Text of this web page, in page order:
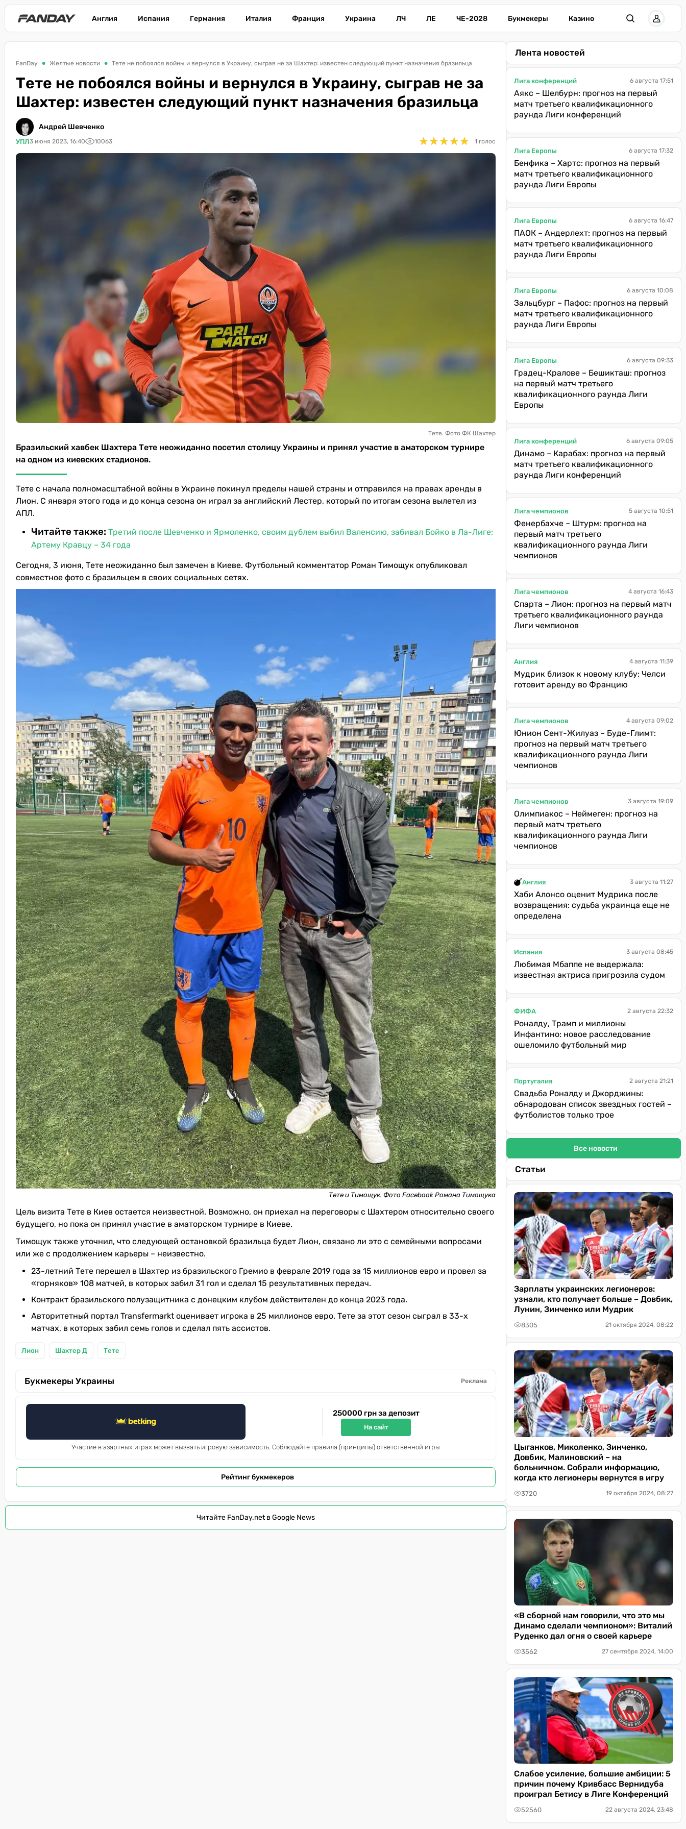
Англия Испания Германия Италия Франция Украина ЛЧ ЛЕ ЧЕ-2028 Букмекеры Казино
FanDay Желтые новости Тете не побоялся войны и вернулся в Украину, сыграв не за Шахтер: известен следующий пункт назначения бразильца
Тете не побоялся войны и вернулся в Украину, сыграв не за
Шахтер: известен следующий пункт назначения бразильца
Андрей Шевченко
УПЛ3 июня 2023, 16:40 10063 ★★★★★
★★★★★ 1 голос
Тете. Фото ФК Шахтер
Бразильский хавбек Шахтера Тете неожиданно посетил столицу Украины и принял участие в аматорском турнире
на одном из киевских стадионов.
Тете с начала полномасштабной войны в Украине покинул пределы нашей страны и отправился на правах аренды в
Лион. С января этого года и до конца сезона он играл за английский Лестер, который по итогам сезона вылетел из
АПЛ.
Читайте также: Третий после Шевченко и Ярмоленко, своим дублем выбил Валенсию, забивал Бойко в Ла-Лиге:
Артему Кравцу – 34 года
Сегодня, 3 июня, Тете неожиданно был замечен в Киеве. Футбольный комментатор Роман Тимощук опубликовал
совместное фото с бразильцем в своих социальных сетях.
Тете и Тимощук. Фото Facebook Романа Тимощука
Цель визита Тете в Киев остается неизвестной. Возможно, он приехал на переговоры с Шахтером относительно своего
будущего, но пока он принял участие в аматорском турнире в Киеве.
Тимощук также уточнил, что следующей остановкой бразильца будет Лион, связано ли это с семейными вопросами
или же с продолжением карьеры – неизвестно.
23-летний Тете перешел в Шахтер из бразильского Гремио в феврале 2019 года за 15 миллионов евро и провел за
«горняков» 108 матчей, в которых забил 31 гол и сделал 15 результативных передач.
Контракт бразильского полузащитника с донецким клубом действителен до конца 2023 года.
Авторитетный портал Transfermarkt оценивает игрока в 25 миллионов евро. Тете за этот сезон сыграл в 33-х
матчах, в которых забил семь голов и сделал пять ассистов.
Лион Шахтер Д Тете
Букмекеры Украины Реклама
250000 грн за депозит
На сайт
Участие в азартных играх может вызвать игровую зависимость. Соблюдайте правила (принципы) ответственной игры
Рейтинг букмекеров
Читайте FanDay.net в Google News
Лента новостей
Лига конференций 6 августа 17:51
Аякс – Шелбурн: прогноз на первый
матч третьего квалификационного
раунда Лиги конференций
Лига Европы 6 августа 17:32
Бенфика – Хартс: прогноз на первый
матч третьего квалификационного
раунда Лиги Европы
Лига Европы 6 августа 16:47
ПАОК – Андерлехт: прогноз на первый
матч третьего квалификационного
раунда Лиги Европы
Лига Европы 6 августа 10:08
Зальцбург – Пафос: прогноз на первый
матч третьего квалификационного
раунда Лиги Европы
Лига Европы 6 августа 09:33
Градец-Кралове – Бешикташ: прогноз
на первый матч третьего
квалификационного раунда Лиги
Европы
Лига конференций 6 августа 09:05
Динамо – Карабах: прогноз на первый
матч третьего квалификационного
раунда Лиги конференций
Лига чемпионов 5 августа 10:51
Фенербахче – Штурм: прогноз на
первый матч третьего
квалификационного раунда Лиги
чемпионов
Лига чемпионов 4 августа 16:43
Спарта – Лион: прогноз на первый матч
третьего квалификационного раунда
Лиги чемпионов
Англия 4 августа 11:39
Мудрик близок к новому клубу: Челси
готовит аренду во Францию
Лига чемпионов 4 августа 09:02
Юнион Сент-Жилуаз – Буде-Глимт:
прогноз на первый матч третьего
квалификационного раунда Лиги
чемпионов
Лига чемпионов 3 августа 19:09
Олимпиакос – Неймеген: прогноз на
первый матч третьего
квалификационного раунда Лиги
чемпионов
Англия 3 августа 11:27
Хаби Алонсо оценит Мудрика после
возвращения: судьба украинца еще не
определена
Испания 3 августа 08:45
Любимая Мбаппе не выдержала:
известная актриса пригрозила судом
ФИФА 2 августа 22:32
Роналду, Трамп и миллионы
Инфантино: новое расследование
ошеломило футбольный мир
Португалия 2 августа 21:21
Свадьба Роналду и Джорджины:
обнародован список звездных гостей –
футболистов только трое
Все новости
Статьи
Зарплаты украинских легионеров:
узнали, кто получает больше – Довбик,
Лунин, Зинченко или Мудрик
8305 21 октября 2024, 08:22
Цыганков, Миколенко, Зинченко,
Довбик, Малиновский – на
больничном. Собрали информацию,
когда кто легионеры вернутся в игру
3720 19 октября 2024, 08:27
«В сборной нам говорили, что это мы
Динамо сделали чемпионом»: Виталий
Руденко дал огня о своей карьере
3562 27 сентября 2024, 14:00
Слабое усиление, большие амбиции: 5
причин почему Кривбасс Вернидуба
проиграл Бетису в Лиге Конференций
52560 22 августа 2024, 23:48